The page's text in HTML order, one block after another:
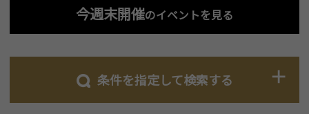
今週末開催のイベントを見る
条件を指定して検索する